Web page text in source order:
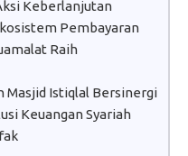
Keberlanjutan
Pembayaran
Raih
Masjid Istiqlal Bersinergi
Keuangan Syariah